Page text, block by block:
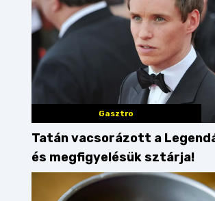
Gasztro
Tatán vacsorázott a
és megfigyelésük sztárja!